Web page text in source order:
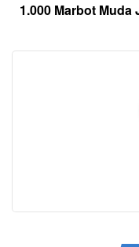
1.000 Marbot